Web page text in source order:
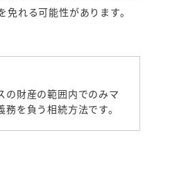
れる可能性があります。
の財産の範囲内でのみマ
を負う相続方法です。